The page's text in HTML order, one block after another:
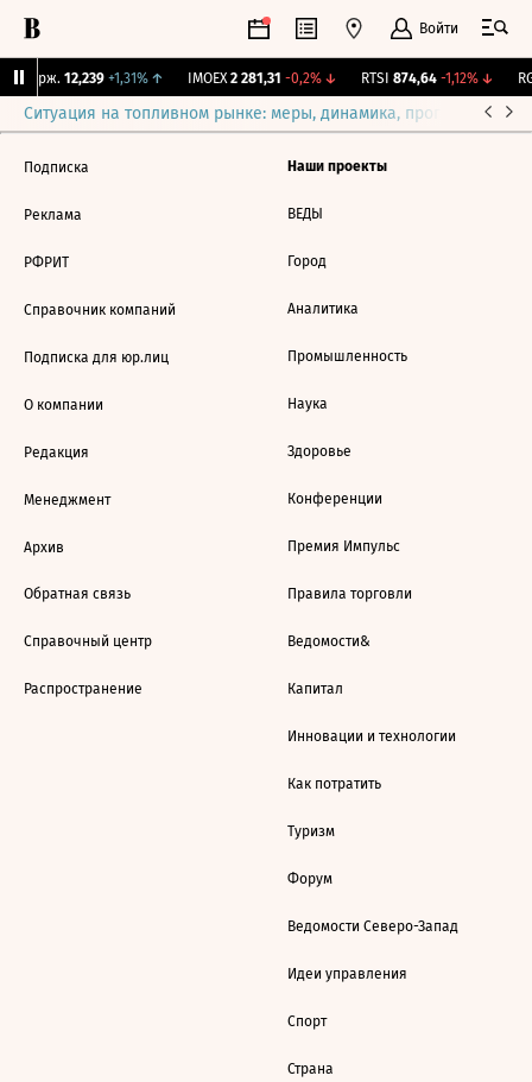
Войти
Бирж. 12,239 +1,31%↑ IMOEX 2 281,31 -0,2%↓ RTSI 874,64 -1,12%↓
Ситуация на топливном рынке: меры, динамика, прогнозы
Подписка
Реклама
РФРИТ
Справочник компаний
Подписка для юр.лиц
О компании
Редакция
Менеджмент
Архив
Обратная связь
Справочный центр
Распространение
Наши проекты
ВЕДЫ
Город
Аналитика
Промышленность
Наука
Здоровье
Конференции
Премия Импульс
Правила торговли
Ведомости&
Капитал
Инновации и технологии
Как потратить
Туризм
Форум
Ведомости Северо-Запад
Идеи управления
Спорт
Страна